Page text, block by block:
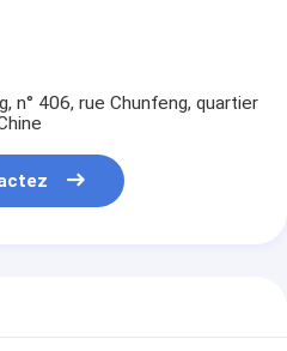
n° 406, rue Chunfeng, quartier